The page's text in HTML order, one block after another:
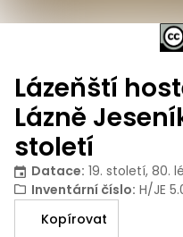
Lázeňští
Lázně
století
Datace: 19. století, 80.
Inventární číslo: H/JE
Kopírovat